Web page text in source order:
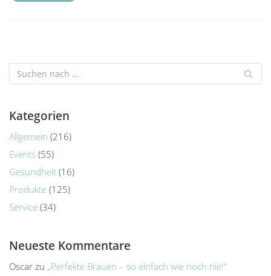
Kategorien
Allgemein (216)
Events (55)
Gesundheit (16)
Produkte (125)
Service (34)
Neueste Kommentare
Oscar zu „Perfekte Brauen – so einfach wie noch nie!“